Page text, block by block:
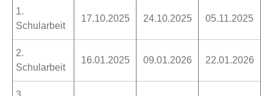
1.
Schularbeit
17.10.2025 24.10.2025 05.11.2025
2.
Schularbeit
16.01.2025 09.01.2026 22.01.2026